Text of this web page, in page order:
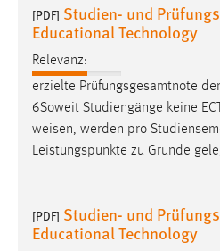
[PDF] Studien- und
Educational Technology
Relevanz:
erzielte Prüfungsgesamtnote
6Soweit Studiengänge keine
weisen, werden pro
Leistungspunkte zu Grunde
[PDF] Studien- und
Educational Technology